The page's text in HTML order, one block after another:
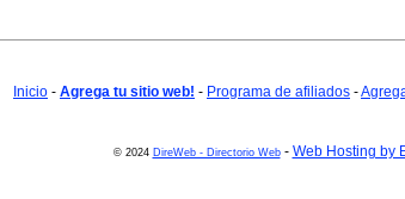
Inicio - Agrega tu sitio web! - Programa de afiliados -
© 2024 DireWeb - Directorio Web- Web Hosting by